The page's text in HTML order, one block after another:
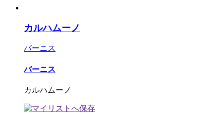
カルハムーノ
バーニス
バーニス
カルハムーノ